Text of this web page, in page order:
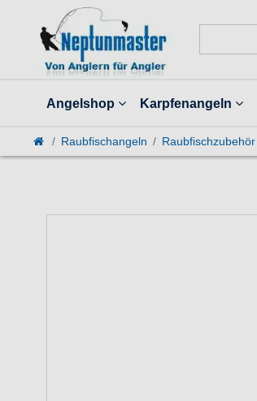
Angelshop Karpfenangeln
Raubfischangeln Raubfischzubehör